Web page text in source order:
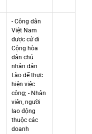
- Công dân
Việt Nam
được cử đi
Cộng hòa
dân chủ
nhân dân
Lào để thực
hiện việc
công; - Nhân
viên, người
lao động
thuộc các
doanh